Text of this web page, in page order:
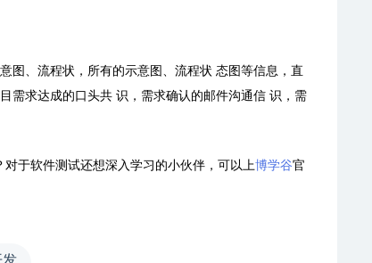
图、流程状，所有的示意图、流程状 态图等信息，直
需求达成的口头共 识，需求确认的邮件沟通信 识，需
于软件测试还想深入学习的小伙伴，可以上博学谷官
发